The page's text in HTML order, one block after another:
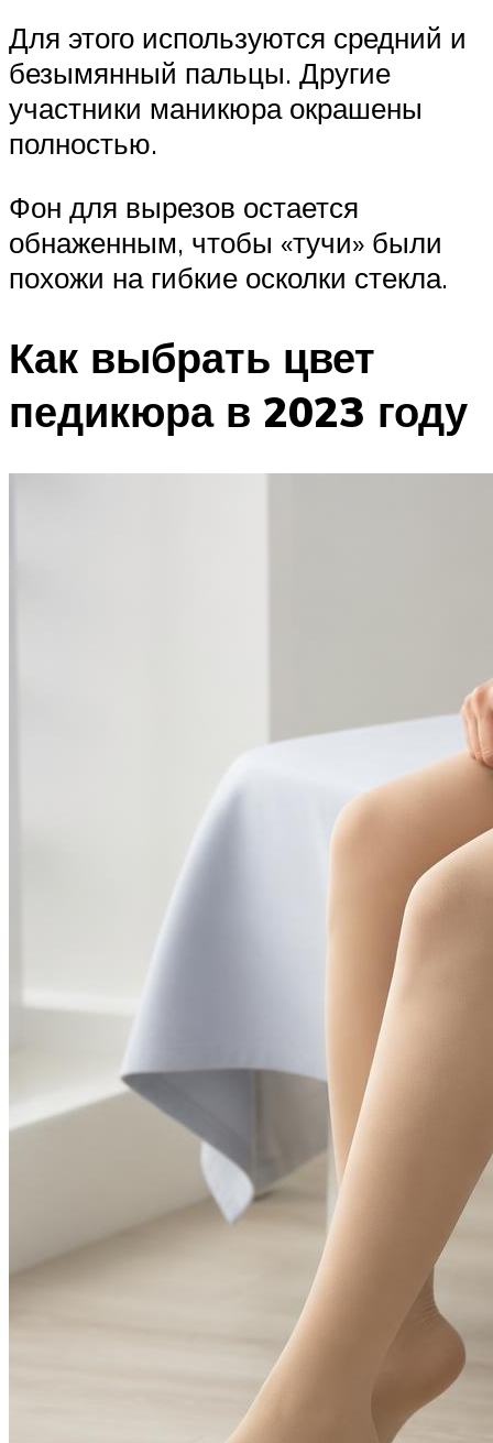
Для этого используются средний и
безымянный пальцы. Другие
участники маникюра окрашены
полностью.
Фон для вырезов остается
обнаженным, чтобы «тучи» были
похожи на гибкие осколки стекла.
Как выбрать цвет
педикюра в 2023 году